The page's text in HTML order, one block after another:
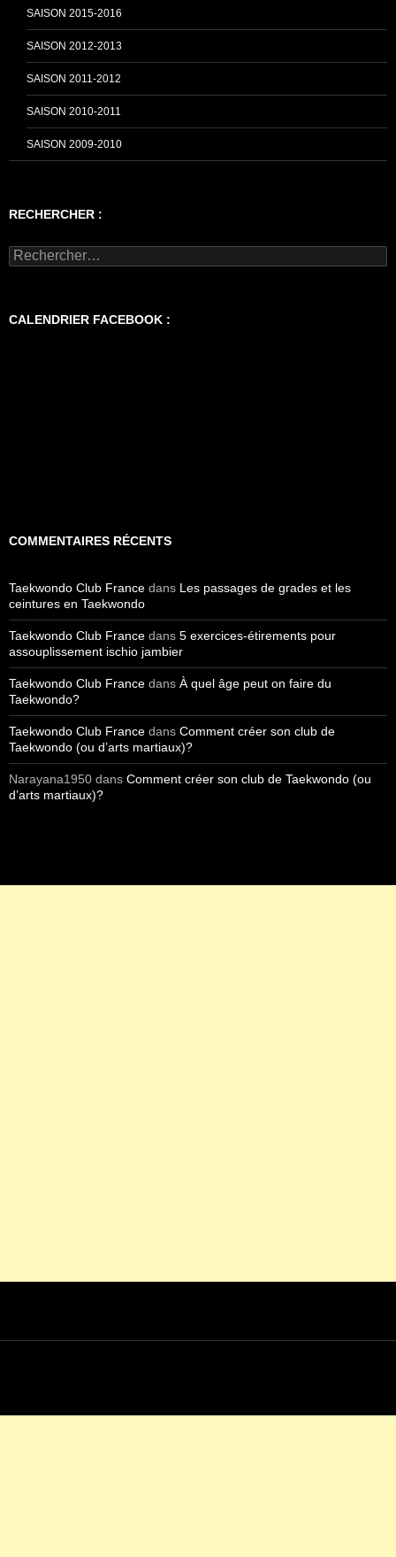
SAISON 2015-2016
SAISON 2012-2013
SAISON 2011-2012
SAISON 2010-2011
SAISON 2009-2010
RECHERCHER :
Rechercher :
CALENDRIER FACEBOOK :
COMMENTAIRES RÉCENTS
Taekwondo Club France dans Les passages de grades et les
ceintures en Taekwondo
Taekwondo Club France dans 5 exercices-étirements pour
assouplissement ischio jambier
Taekwondo Club France dans À quel âge peut on faire du
Taekwondo?
Taekwondo Club France dans Comment créer son club de
Taekwondo (ou d’arts martiaux)?
Narayana1950 dans Comment créer son club de Taekwondo (ou
d’arts martiaux)?